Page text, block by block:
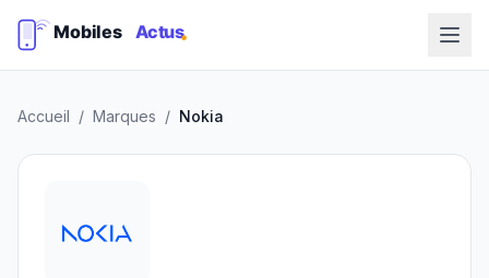
Accueil / Marques / Nokia